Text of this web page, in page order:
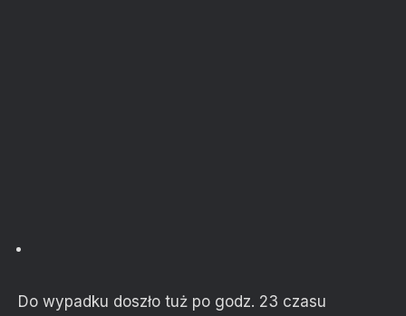
Do wypadku doszło tuż po godz. 23 czasu